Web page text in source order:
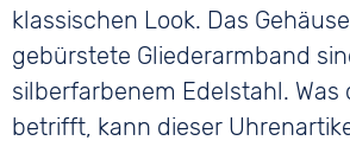
klassischen Look. Das
gebürstete Gliederarmband
silberfarbenem Edelstahl. Was
betrifft, kann dieser